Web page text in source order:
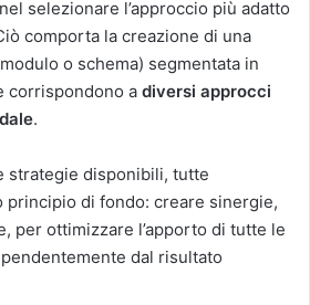
selezionare l’approccio più adatto
comporta la creazione di una
o schema) segmentata in
corrispondono a diversi approcci
.
strategie disponibili, tutte
principio di fondo: creare sinergie,
per ottimizzare l’apporto di tutte le
dal risultato